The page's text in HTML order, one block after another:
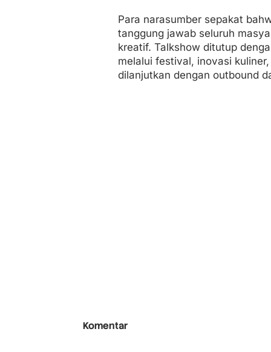
Para narasumber sepakat
tanggung jawab seluruh
kreatif. Talkshow ditutup
melalui festival, inovasi
dilanjutkan dengan outbound
Komentar